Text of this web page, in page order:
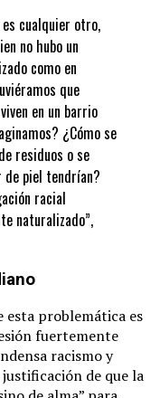
cualquier otro,
no hubo un
como en
que
en un barrio
¿Cómo se
residuos o se
de piel tendrían?
racial
naturalizado”,
esta problemática es
fuertemente
racismo y
justificación de que la